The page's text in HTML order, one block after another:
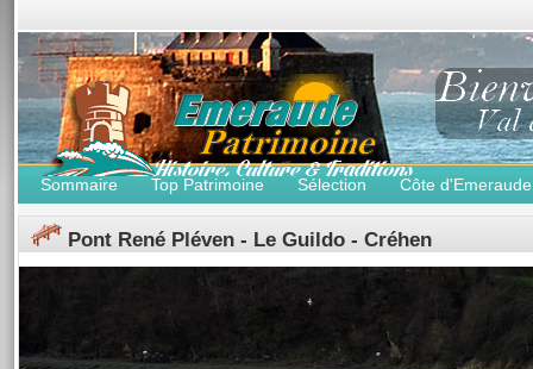
Sommaire Top Patrimoine Sélection Côte d'Emeraude
Pont René Pléven - Le Guildo - Créhen